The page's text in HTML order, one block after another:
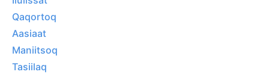
Qaqortoq
Aasiaat
Maniitsoq
Tasiilaq